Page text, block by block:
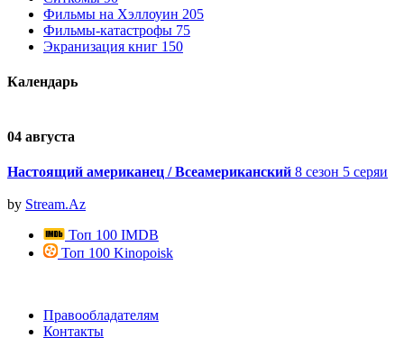
Фильмы на Хэллоуин 205
Фильмы-катастрофы 75
Экранизация книг 150
Календарь
04 августа
Настоящий американец / Всеамериканский 8 сезон 5 серяи
by Stream.Az
Топ 100 IMDB
Топ 100 Kinopoisk
Правообладателям
Контакты